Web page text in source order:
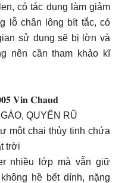
có tác dụng làm giảm
lỗ chân lông bít tắc, có
sử dụng sẽ bị lờn và
nên cần tham khảo kĩ
𝐕𝐢𝐧 𝐂𝐡𝐚𝐮𝐝
QUYẾN RŨ
một chai thủy tinh chứa
trời
nhiều lớp mà vẫn giữ
hề bết dính, nặng